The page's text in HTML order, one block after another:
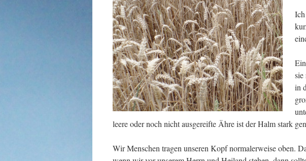
sie
in
leere oder noch nicht ausgereifte Ähre ist der Halm stark
Wir Menschen tragen unseren Kopf normalerweise oben.